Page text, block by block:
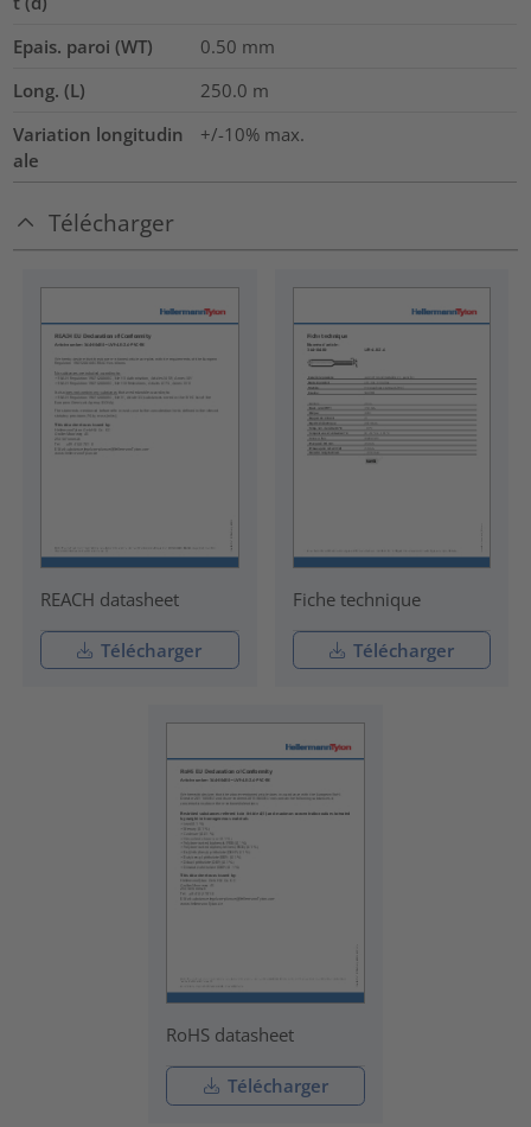
Epais. paroi (WT)
0.50 mm
Long. (L)
250.0 m
Variation longitudin
ale
+/-10% max.
Télécharger
REACH datasheet
Télécharger
Fiche technique
Télécharger
RoHS datasheet
Télécharger